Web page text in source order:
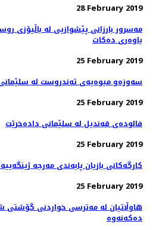
28 February 2019
مه‌سرور بارزانی پێشوازیی لە باڵیۆزی
یاوه‌ری ده‌كات
25 February 2019
سه‌وزه‌و میوه‌یه‌ی ته‌ندروست له‌
25 February 2019
فالوده‌ی قه‌ندیل له‌ سلێمانی داده‌خرێت
25 February 2019
كارگه‌كانی بازیان پابه‌ندی مه‌رجه‌
25 February 2019
هاوڵاتیان له‌ مەترسی خواردنی گۆشتی